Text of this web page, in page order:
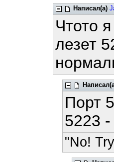
Написал(а)
Чтото
лезет
Порт
5223
"No!